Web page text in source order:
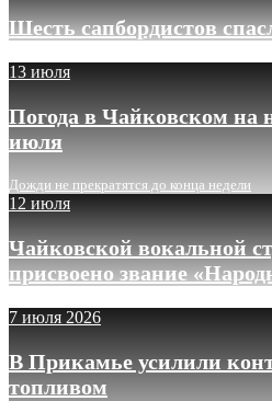
Шесть сапбордистов
13 июля
Погода в Чайковском на
июля
Дожди не прекратятся до конца недели
12 июля
Чайковской вокальной
присвоено звание
7 июля 2026
В Прикамье усилили
топливом